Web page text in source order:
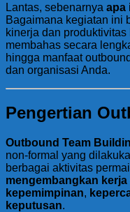
Lantas, sebenarnya apa
Bagaimana kegiatan ini
kinerja dan
membahas secara
hingga manfaat
dan organisasi Anda.
Pengertian
Outbound Team
non-formal yang
berbagai aktivitas
mengembangkan kerja
kepemimpinan,
keputusan.